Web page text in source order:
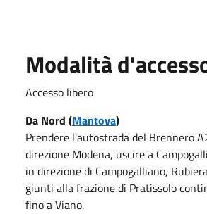
Modalità
Accesso libero
Da Nord (Mantova)
Prendere l'autostrada del Brennero
direzione Modena, uscire a
in direzione di Campogalliano,
giunti alla frazione di Pratissolo
fino a Viano.